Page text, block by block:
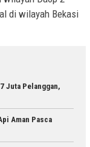
di wilayah Bekasi
Juta Pelanggan,
Aman Pasca